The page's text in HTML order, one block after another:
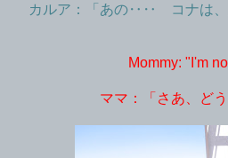
カルア：「あの‥‥ コナは、
Mommy: "I'm
ママ：「さあ、どう